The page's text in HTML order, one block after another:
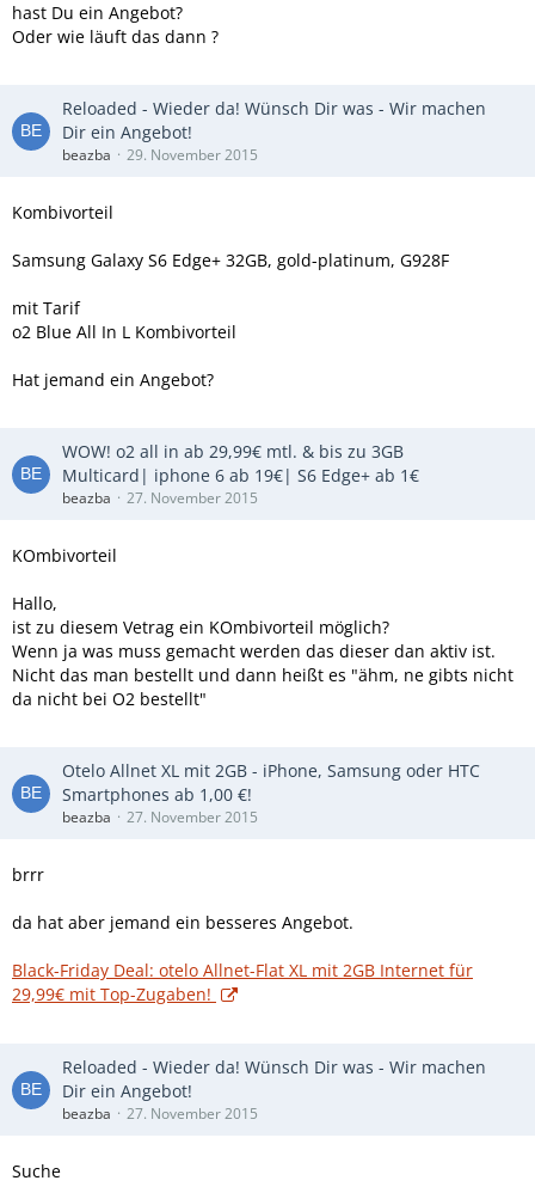
hast Du ein Angebot?
Oder wie läuft das dann ?
Reloaded - Wieder da! Wünsch Dir was - Wir machen
Dir ein Angebot!
beazba 29. November 2015
Kombivorteil
Samsung Galaxy S6 Edge+ 32GB, gold-platinum, G928F
mit Tarif
o2 Blue All In L Kombivorteil
Hat jemand ein Angebot?
WOW! o2 all in ab 29,99€ mtl. & bis zu 3GB
Multicard| iphone 6 ab 19€| S6 Edge+ ab 1€
beazba 27. November 2015
KOmbivorteil
Hallo,
ist zu diesem Vetrag ein KOmbivorteil möglich?
Wenn ja was muss gemacht werden das dieser dan aktiv ist.
Nicht das man bestellt und dann heißt es "ähm, ne gibts nicht
da nicht bei O2 bestellt"
Otelo Allnet XL mit 2GB - iPhone, Samsung oder HTC
Smartphones ab 1,00 €!
beazba 27. November 2015
brrr
da hat aber jemand ein besseres Angebot.
Black-Friday Deal: otelo Allnet-Flat XL mit 2GB Internet für
29,99€ mit Top-Zugaben!
Reloaded - Wieder da! Wünsch Dir was - Wir machen
Dir ein Angebot!
beazba 27. November 2015
Suche